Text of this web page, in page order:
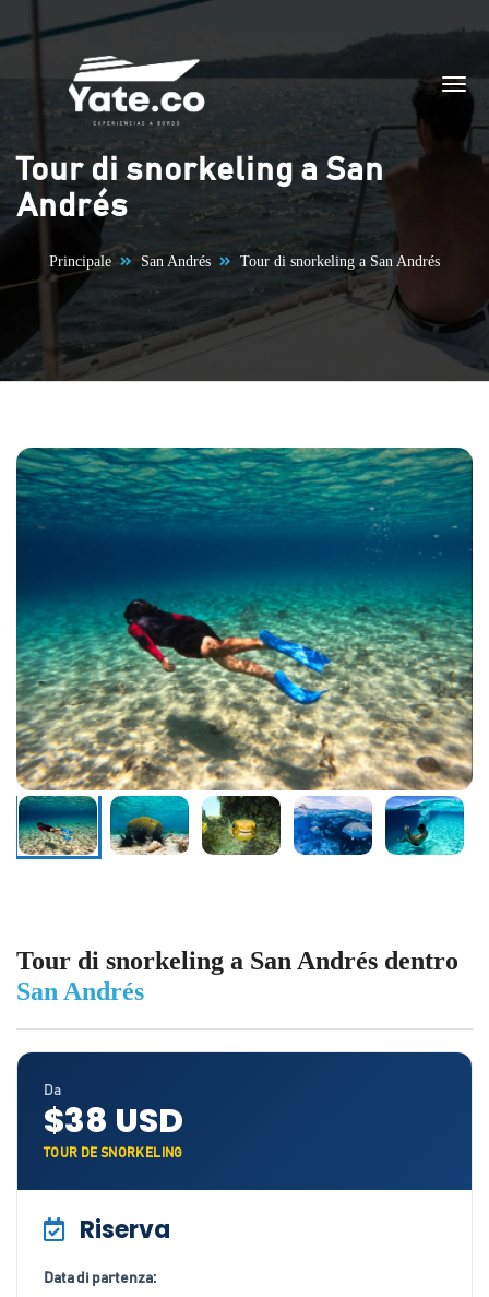
Vai al contenuto
Tour di snorkeling a San
Andrés
Principale San Andrés Tour di snorkeling a San Andrés
Tour di snorkeling a San Andrés dentro
San Andrés
Da
$38 USD
TOUR DE SNORKELING
Riserva
Data di partenza: